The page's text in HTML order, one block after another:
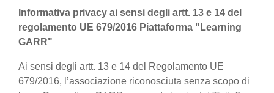
Informativa privacy ai sensi degli artt. 13 e 14 del
regolamento UE 679/2016 Piattaforma "Learning
GARR"
Ai sensi degli artt. 13 e 14 del Regolamento UE
679/2016, l’associazione riconosciuta senza scopo di